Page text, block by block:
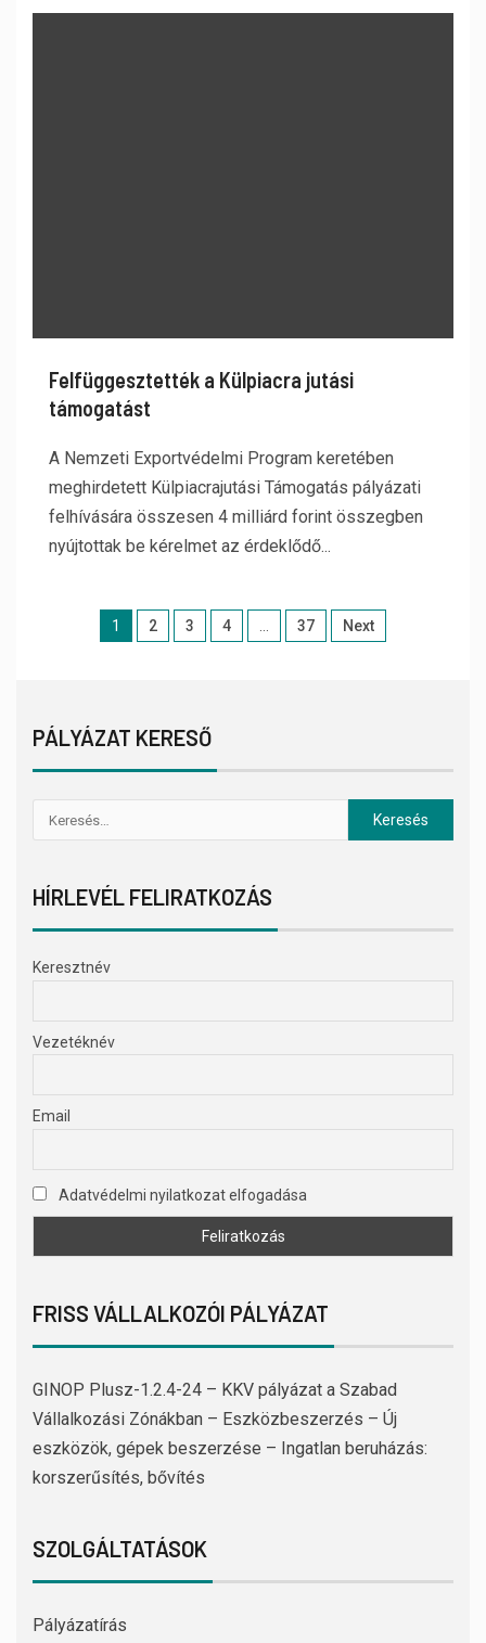
Felfüggesztették a Külpiacra jutási
támogatást
A Nemzeti Exportvédelmi Program keretében
meghirdetett Külpiacrajutási Támogatás pályázati
felhívására összesen 4 milliárd forint összegben
nyújtottak be kérelmet az érdeklődő...
1 2 3 4 37 Next
PÁLYÁZAT KERESŐ
HÍRLEVÉL FELIRATKOZÁS
Keresztnév
Vezetéknév
Email
Adatvédelmi nyilatkozat elfogadása
FRISS VÁLLALKOZÓI PÁLYÁZAT
GINOP Plusz-1.2.4-24 – KKV pályázat a Szabad
Vállalkozási Zónákban – Eszközbeszerzés – Új
eszközök, gépek beszerzése – Ingatlan beruházás:
korszerűsítés, bővítés
SZOLGÁLTATÁSOK
Pályázatírás